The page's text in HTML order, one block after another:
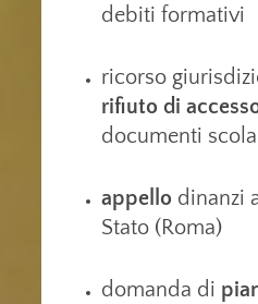
debiti formativi
ricorso
rifiuto di
documenti
appello dinanzi
Stato (Roma)
domanda di